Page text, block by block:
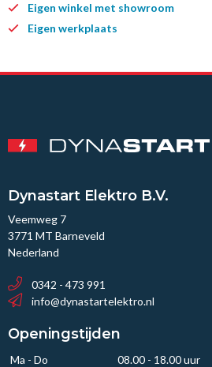
Eigen winkel met showroom
Eigen werkplaats
Dynastart Elektro B.V.
Veemweg 7
3771 MT Barneveld
Nederland
0342 - 473 991
info@dynastartelektro.nl
Openingstijden
Ma - Do
08.00 - 18.00 uur